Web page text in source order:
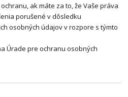
ak máte za to, že Vaše práva
porušené v dôsledku
osobných údajov v rozpore s týmto
Úrade pre ochranu osobných